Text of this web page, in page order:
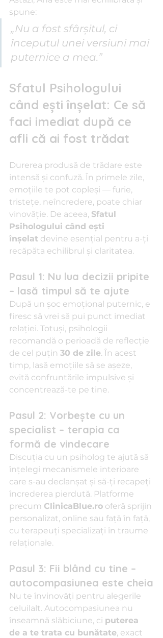
spune:
„Nu a fost sfârșitul, ci
începutul unei versiuni mai
puternice a mea.”
Sfatul Psihologului
când ești înșelat: Ce să
faci imediat după ce
afli că ai fost trădat
Durerea produsă de trădare este
intensă și confuză. În primele zile,
emoțiile te pot copleși — furie,
tristețe, neîncredere, poate chiar
vinovăție. De aceea, Sfatul
Psihologului când ești
înșelat devine esențial pentru a-ți
recăpăta echilibrul și claritatea.
Pasul 1: Nu lua decizii pripite
– lasă timpul să te ajute
După un șoc emoțional puternic, e
firesc să vrei să pui punct imediat
relației. Totuși, psihologii
recomandă o perioadă de reflecție
de cel puțin 30 de zile. În acest
timp, lasă emoțiile să se așeze,
evită confruntările impulsive și
concentrează-te pe tine.
Pasul 2: Vorbește cu un
specialist – terapia ca
formă de vindecare
Discuția cu un psiholog te ajută să
înțelegi mecanismele interioare
care s-au declanșat și să-ți recapeți
încrederea pierdută. Platforme
precum ClinicaBlue.ro oferă sprijin
personalizat, online sau față în față,
cu terapeuți specializați în traume
relaționale.
Pasul 3: Fii blând cu tine –
autocompasiunea este cheia
Nu te învinovăți pentru alegerile
celuilalt. Autocompasiunea nu
înseamnă slăbiciune, ci puterea
de a te trata cu bunătate, exact